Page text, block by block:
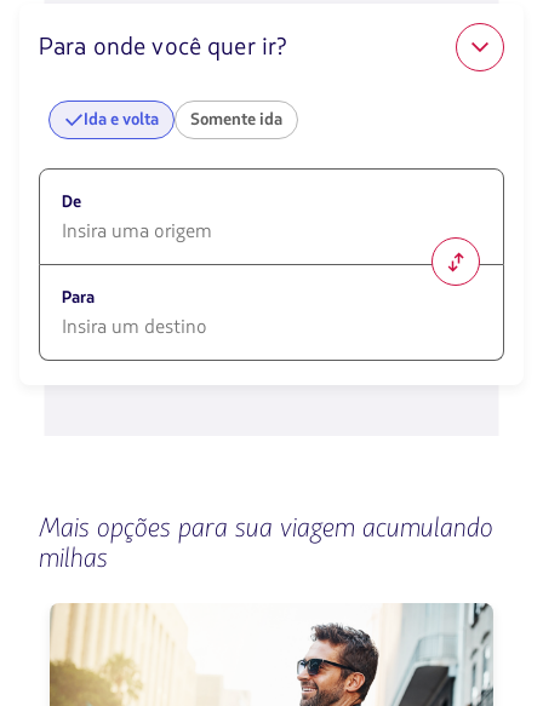
Para onde você quer ir?
Ida e volta Somente ida
De
opciones
disponibles.
Usa
las
Para
flechas
para
navegar
Mais opções para sua viagem acumulando
milhas